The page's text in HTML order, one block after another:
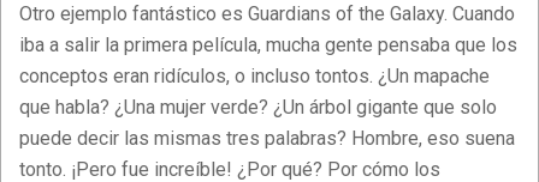
Otro ejemplo fantástico es Guardians of the Galaxy. Cuando
iba a salir la primera película, mucha gente pensaba que los
conceptos eran ridículos, o incluso tontos. ¿Un mapache
que habla? ¿Una mujer verde? ¿Un árbol gigante que solo
puede decir las mismas tres palabras? Hombre, eso suena
tonto. ¡Pero fue increíble! ¿Por qué? Por cómo los